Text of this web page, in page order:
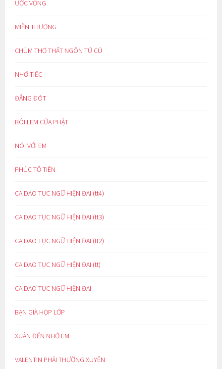
ƯỚC VỌNG
MIỀN THƯƠNG
CHÙM THƠ THẤT NGÔN TỨ CÚ
NHỚ TIẾC
ĐẮNG ĐÓT
BÔI LEM CỬA PHẬT
NÓI VỚI EM
PHÚC TỔ TIÊN
CA DAO TỤC NGỮ HIỆN ĐẠI (tt4)
CA DAO TỤC NGỮ HIỆN ĐẠI (tt3)
CA DAO TỤC NGỮ HIỆN ĐẠI (tt2)
CA DAO TỤC NGỮ HIỆN ĐẠI (tt)
CA DAO TỤC NGỮ HIỆN ĐẠI
BẠN GIÀ HỌP LỚP
XUÂN ĐẾN NHỚ EM
VALENTIN PHẢI THƯỜNG XUYÊN